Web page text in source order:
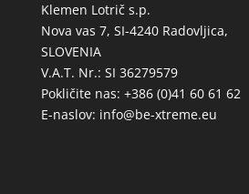
Klemen Lotrič s.p.
Nova vas 7, SI-4240 Radovljica,
SLOVENIA
V.A.T. Nr.: SI 36279579
Pokličite nas: +386 (0)41 60 61 62
E-naslov: info@be-xtreme.eu